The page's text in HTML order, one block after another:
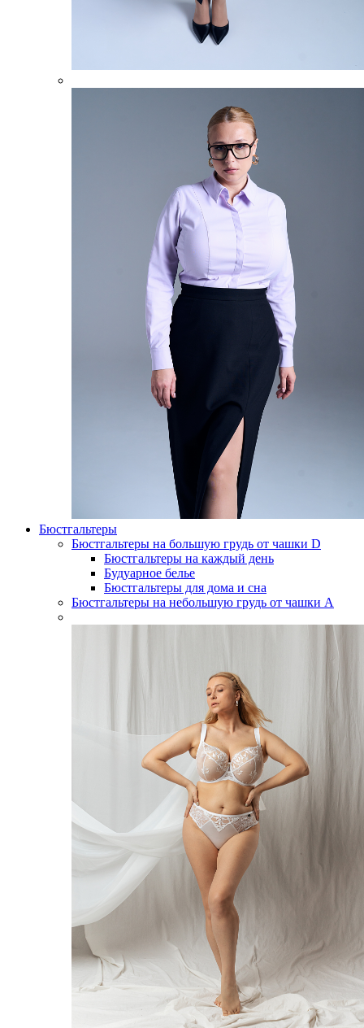
Бюстгальтеры
Бюстгальтеры на большую грудь от чашки D
Бюстгальтеры на каждый день
Будуарное белье
Бюстгальтеры для дома и сна
Бюстгальтеры на небольшую грудь от чашки А